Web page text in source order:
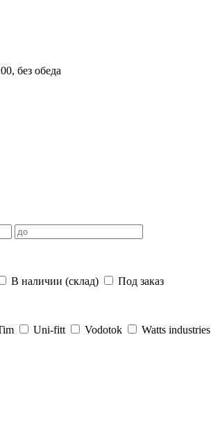
без обеда
В наличии (склад)
Под заказ
Uni-fitt Vodotok Watts industries